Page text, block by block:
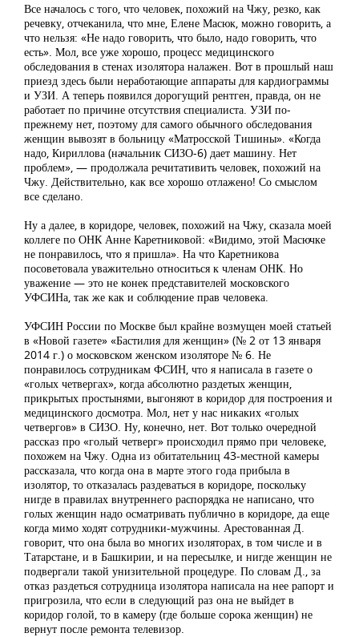
Все началось с того, что человек, похожий на Чжу, резко, как
речевку, отчеканила, что мне, Елене Масюк, можно говорить, а
что нельзя: «Не надо говорить, что было, надо говорить, что
есть». Мол, все уже хорошо, процесс медицинского
обследования в стенах изолятора налажен. Вот в прошлый наш
приезд здесь были неработающие аппараты для кардиограммы
и УЗИ. А теперь появился дорогущий рентген, правда, он не
работает по причине отсутствия специалиста. УЗИ по-
прежнему нет, поэтому для самого обычного обследования
женщин вывозят в больницу «Матросской Тишины». «Когда
надо, Кириллова (начальник СИЗО-6) дает машину. Нет
проблем», — продолжала речитативить человек, похожий на
Чжу. Действительно, как все хорошо отлажено! Со смыслом
все сделано.
Ну а далее, в коридоре, человек, похожий на Чжу, сказала моей
коллеге по ОНК Анне Каретниковой: «Видимо, этой Масючке
не понравилось, что я пришла». На что Каретникова
посоветовала уважительно относиться к членам ОНК. Но
уважение — это не конек представителей московского
УФСИНа, так же как и соблюдение прав человека.
УФСИН России по Москве был крайне возмущен моей статьей
в «Новой газете» «Бастилия для женщин» (№ 2 от 13 января
2014 г.) о московском женском изоляторе № 6. Не
понравилось сотрудникам ФСИН, что я написала в газете о
«голых четвергах», когда абсолютно раздетых женщин,
прикрытых простынями, выгоняют в коридор для построения и
медицинского досмотра. Мол, нет у нас никаких «голых
четвергов» в СИЗО. Ну, конечно, нет. Вот только очередной
рассказ про «голый четверг» происходил прямо при человеке,
похожем на Чжу. Одна из обитательниц 43-местной камеры
рассказала, что когда она в марте этого года прибыла в
изолятор, то отказалась раздеваться в коридоре, поскольку
нигде в правилах внутреннего распорядка не написано, что
голых женщин надо осматривать публично в коридоре, да еще
когда мимо ходят сотрудники-мужчины. Арестованная Д.
говорит, что она была во многих изоляторах, в том числе и в
Татарстане, и в Башкирии, и на пересылке, и нигде женщин не
подвергали такой унизительной процедуре. По словам Д., за
отказ раздеться сотрудница изолятора написала на нее рапорт и
пригрозила, что если в следующий раз она не выйдет в
коридор голой, то в камеру (где больше сорока женщин) не
вернут после ремонта телевизор.